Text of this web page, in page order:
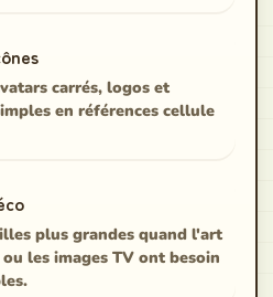
carrés, logos et
en références cellule
plus grandes quand l'art
les images TV ont besoin